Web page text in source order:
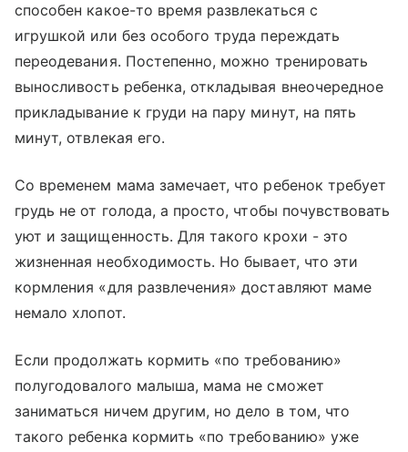
способен какое-то время развлекаться с
игрушкой или без особого труда переждать
переодевания. Постепенно, можно тренировать
выносливость ребенка, откладывая внеочередное
прикладывание к груди на пару минут, на пять
минут, отвлекая его.
Со временем мама замечает, что ребенок требует
грудь не от голода, а просто, чтобы почувствовать
уют и защищенность. Для такого крохи - это
жизненная необходимость. Но бывает, что эти
кормления «для развлечения» доставляют маме
немало хлопот.
Если продолжать кормить «по требованию»
полугодовалого малыша, мама не сможет
заниматься ничем другим, но дело в том, что
такого ребенка кормить «по требованию» уже